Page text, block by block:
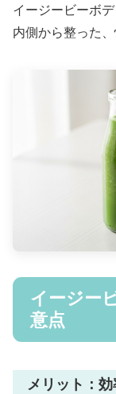
イージービーボ
内側から整った
イージー
意点
メリット：